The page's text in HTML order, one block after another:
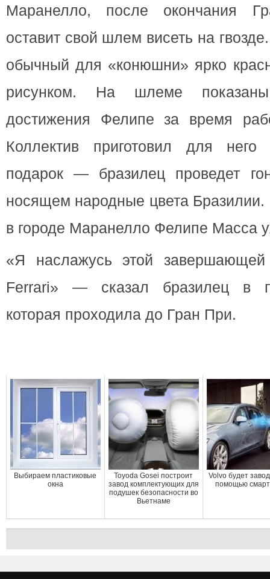
Маранелло, после окончания
оставит свой шлем висеть на
обычный для «конюшни» ярко
рисунком. На шлеме
достижения Фелипе за время
Коллектив приготовил для него
подарок — бразилец проведет
носящем народные цвета
в городе Маранелло Фелипе Масса
«Я наслажусь этой
Ferrari» — сказал бразилец в
которая проходила до Гран При.
Выбираем пластиковые
окна
Toyoda Gosei построит
завод комплектующих для
подушек безопасности во
Вьетнаме
Volvo будет
помощью